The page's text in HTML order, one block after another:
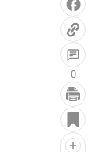
Điện ảnh
0